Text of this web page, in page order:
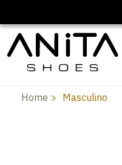
Home Masculino